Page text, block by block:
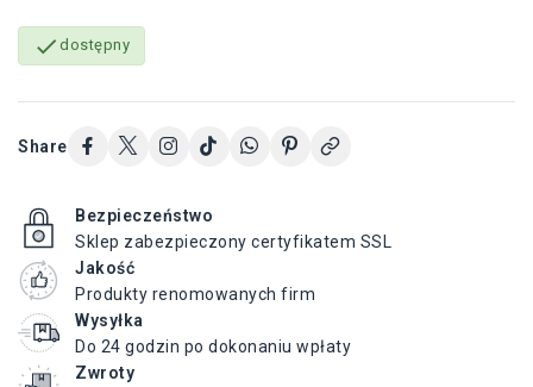
 dostępny
Share
Bezpieczeństwo
Sklep zabezpieczony certyfikatem SSL
Jakość
Produkty renomowanych firm
Wysyłka
Do 24 godzin po dokonaniu wpłaty
Zwroty